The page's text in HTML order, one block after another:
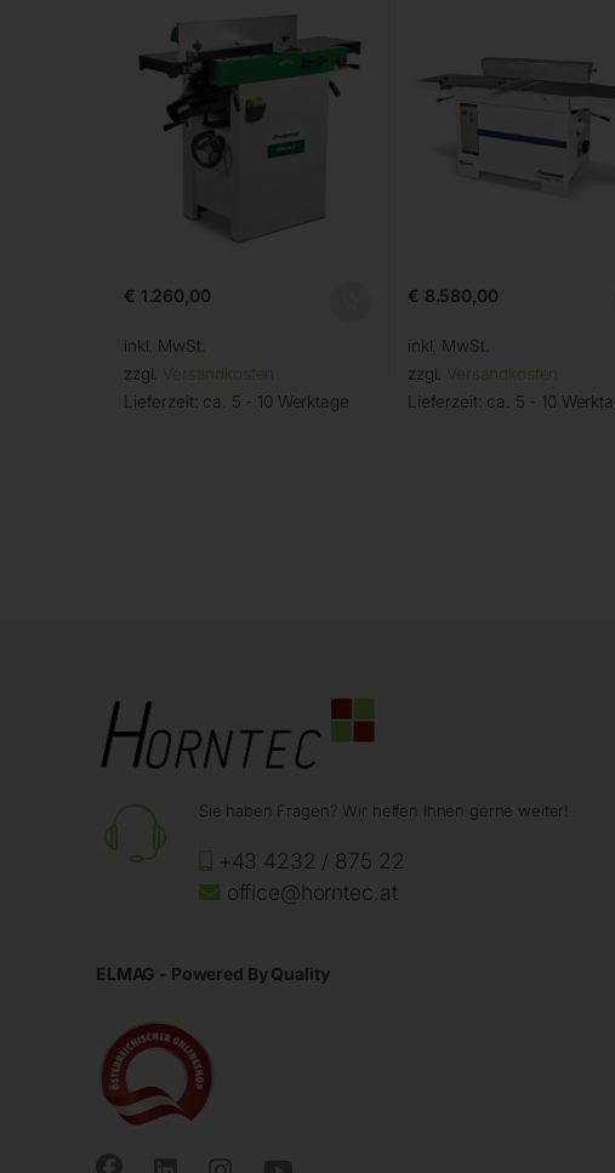
€ 1.260,00
inkl. MwSt.
zzgl. Versandkosten
Lieferzeit: ca. 5 - 10 Werktage
€ 8.580,00
inkl. MwSt.
zzgl. Versandkosten
Lieferzeit: ca. 5 - 10
Sie haben Fragen? Wir helfen Ihnen gerne weiter!
+43 4232 / 875 22
office@horntec.at
ELMAG - Powered By Quality